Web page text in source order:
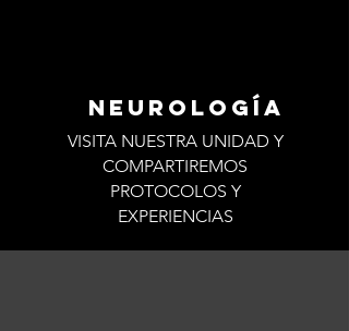
NEUROLOGÍA
VISITA NUESTRA UNIDAD Y
COMPARTIREMOS
PROTOCOLOS Y
EXPERIENCIAS